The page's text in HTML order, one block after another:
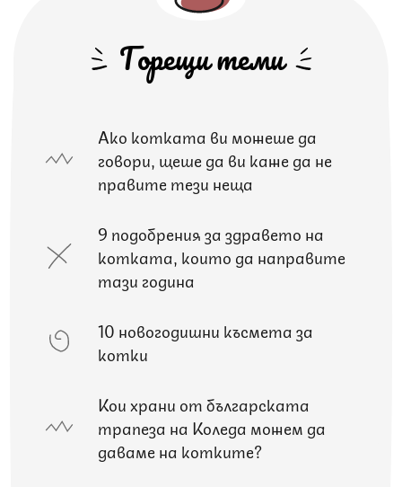
Горещи теми
Ако котката ви можеше да
говори, щеше да ви каже да не
правите тези неща
9 подобрения за здравето на
котката, които да направите
тази година
10 новогодишни късмета за
котки
Кои храни от българската
трапеза на Коледа можем да
даваме на котките?